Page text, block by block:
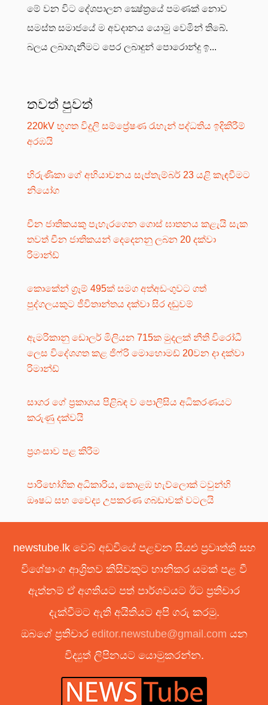
මේ වන විට දේශපාලන ක්‍ෂේත්‍රයේ පමණක් නොව
සමස්ත සමාජයේ ම අවදානය යොමු වෙමින් තිබේ.
බලය ලබාගැනීමට පෙර ලබාදුන් පොරොන්දු ඉ...
තවත් පුවත්
220kV භූගත විදුලි සම්ප්‍රේෂණ රැහැන් පද්ධතිය ඉදිකිරීම්
අරඹයි
හිරුණිකා ගේ අභියාචනය සැප්තැම්බර් 23 යළි කැඳවීමට
නියෝග
චීන ජාතිකයකු පැහැරගෙන ගොස් ඝාතනය කළැයි සැක
තවත් චීන ජාතිකයන් දෙදෙනනු ලබන 20 දක්වා
රිමාන්ඩ්
කොකේන් ග්‍රෑම් 495ක් සමග අත්අඩංගුවට ගත්
පුද්ගලයකුට ජීවිතාන්තය දක්වා සිර දඬුවම්
ඇමරිකානු ඩොලර් මිලියන 715ක මුදලක් නීති විරෝධී
ලෙස විදේශගත කළ ජිෆ්රි මොහොමඩ් 20වන දා දක්වා
රිමාන්ඩ්
සාගර ගේ ප්‍රකාශය පිළිබඳ ව පොලිසිය අධිකරණයට
කරුණු දක්වයි
ප්‍රශංසාව පළ කිරීම
පාරිභෝගික අධිකාරිය, කොළඹ හැව්ලොක් ටවුන්හි
ඖෂධ සහ වෛද්‍ය උපකරණ ගබඩාවක් වටලයි
newstube.lk වෙබ් අඩවියේ පළවන සියළු ප්‍රවෘත්ති සහ
විශේෂාංග ආශ්‍රිතව කිසිවකුට හානිකර යමක් පළ වී
ඇත්නම් ඒ අගතියට පත් පාර්ශවයට ඊට ප්‍රතිචාර
දැක්වීමට ඇති අයිතියට අපි ගරු කරමු.
ඔබගේ ප්‍රතිචාර editor.newstube@gmail.com යන
විද්‍යුත් ලිපිනයට යොමුකරන්න.